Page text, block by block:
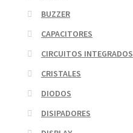
BUZZER
CAPACITORES
CIRCUITOS INTEGRADOS
CRISTALES
DIODOS
DISIPADORES